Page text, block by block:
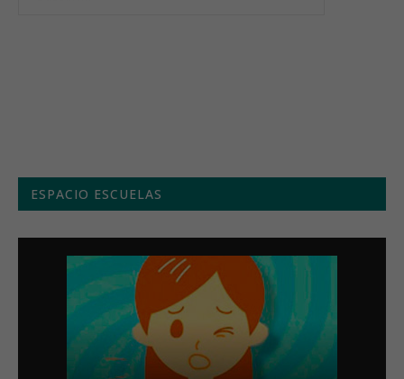
ESPACIO ESCUELAS